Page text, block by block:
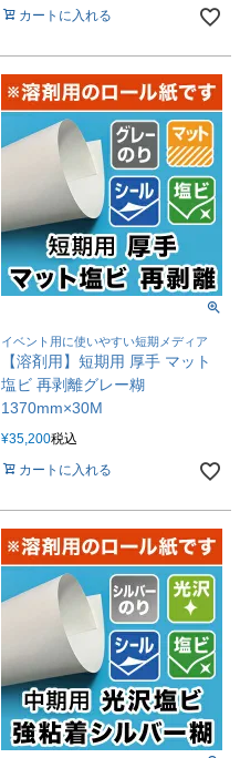
カートに入れる
イベント用に使いやすい短期メディア
【溶剤用】短期用 厚手 マット
塩ビ 再剥離グレー糊
1370mm×30M
¥35,200税込
カートに入れる